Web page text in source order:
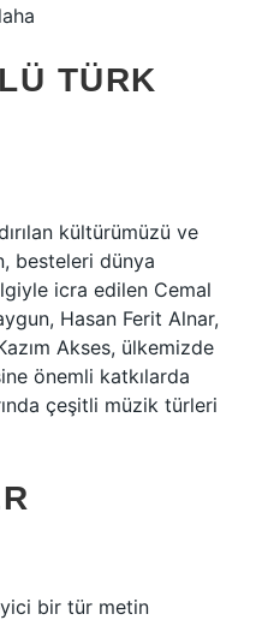
TÜRK
kültürümüzü ve
besteleri dünya
icra edilen Cemal
Hasan Ferit Alnar,
Akses, ülkemizde
önemli katkılarda
çeşitli müzik türleri
bir tür metin